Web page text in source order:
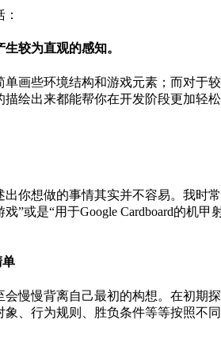
较为直观的感知。
画些环境结构和游戏元素；而对于
绘出来都能帮你在开发阶段更加轻
你想做的事情其实并不容易。我
戏”或是“用于Google Cardboard的
单
慢慢背离自己最初的构想。在初期
、行为规则、胜负条件等等按照不